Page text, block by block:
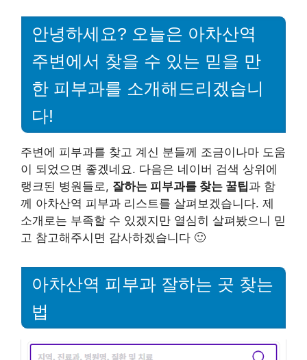
안녕하세요? 오늘은 아차산역
주변에서 찾을 수 있는 믿을 만
한 피부과를 소개해드리겠습니
다!
주변에 피부과를 찾고 계신 분들께 조금이나마 도움
이 되었으면 좋겠네요. 다음은 네이버 검색 상위에
랭크된 병원들로, 잘하는 피부과를 찾는 꿀팁과 함
께 아차산역 피부과 리스트를 살펴보겠습니다. 제
소개로는 부족할 수 있겠지만 열심히 살펴봤으니 믿
고 참고해주시면 감사하겠습니다 🙂
아차산역 피부과 잘하는 곳 찾는
법